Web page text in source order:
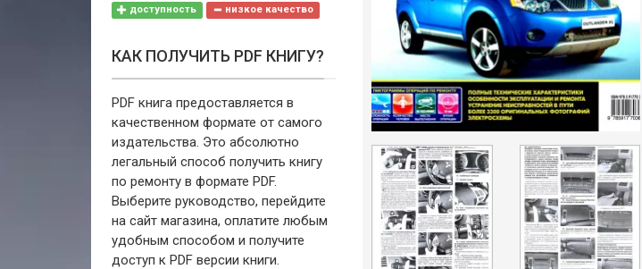
доступность низкое качество
КАК ПОЛУЧИТЬ PDF КНИГУ?
PDF книга предоставляется в
качественном формате от самого
издательства. Это абсолютно
легальный способ получить книгу
по ремонту в формате PDF.
Выберите руководство, перейдите
на сайт магазина, оплатите любым
удобным способом и получите
доступ к PDF версии книги.